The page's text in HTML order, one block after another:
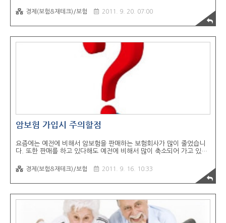
주위사람이 운영하는 보험에 가입만 섣불리 하는 실정이 많기 때문입니
다. 이렇게 되는 경우 자신에게 필요도 없는 보험으로 인해 다시 해약을
하는 사태가 발생하고 관계까지 나빠질 수 있습니다. 이번 포스팅은 의
아보도록 하겠습니다. 의료실비보험 어떻게 가입하는것이 좋을까? 의료
실비보험의 중요성은 누구나 알고 있을것입니다. 많은 사람들이 가입하
고 있다는 것 자체가 증명이 되고 있습니다. 의료실비보험 어떠한 상품
의 특징을 보고 골라야 할지 살펴보..
경제(보험&재테크)/보험 2011. 9. 20. 07:00
암보험 가입시 주의할점
요즘에는 예전에 비해서 암보험을 판매하는 보험회사가 많이 줄었습니
다. 또한 판매를 하고 있다해도 예전에 비해서 많이 축소되어 가고 있습
있지만 실제로 우리나라 보험업계에서 나타나고 있는 현상입니다. 그렇
다면 과연 왜 보험회사들은 암보험 상품을 줄이고 있을까요?? 그 이유는
현재 우리나라는 예전에 비해서 암 발생률이 높아 지고 있기 때문입니
때문에 보험회사에서 암보험 보장 축소와 보험상품 판매 중지를 하고 있
는 것입니다. 암보험 어떻게 변화하였을까? 암보험 판매를 줄이는 대신
에 의료실비보험, 건강보험, 종신보험 등을 판매하여 그 보험상품에 특
약 조건으로 암보험을 추가하여 ..
경제(보험&재테크)/보험 2011. 9. 16. 10:33